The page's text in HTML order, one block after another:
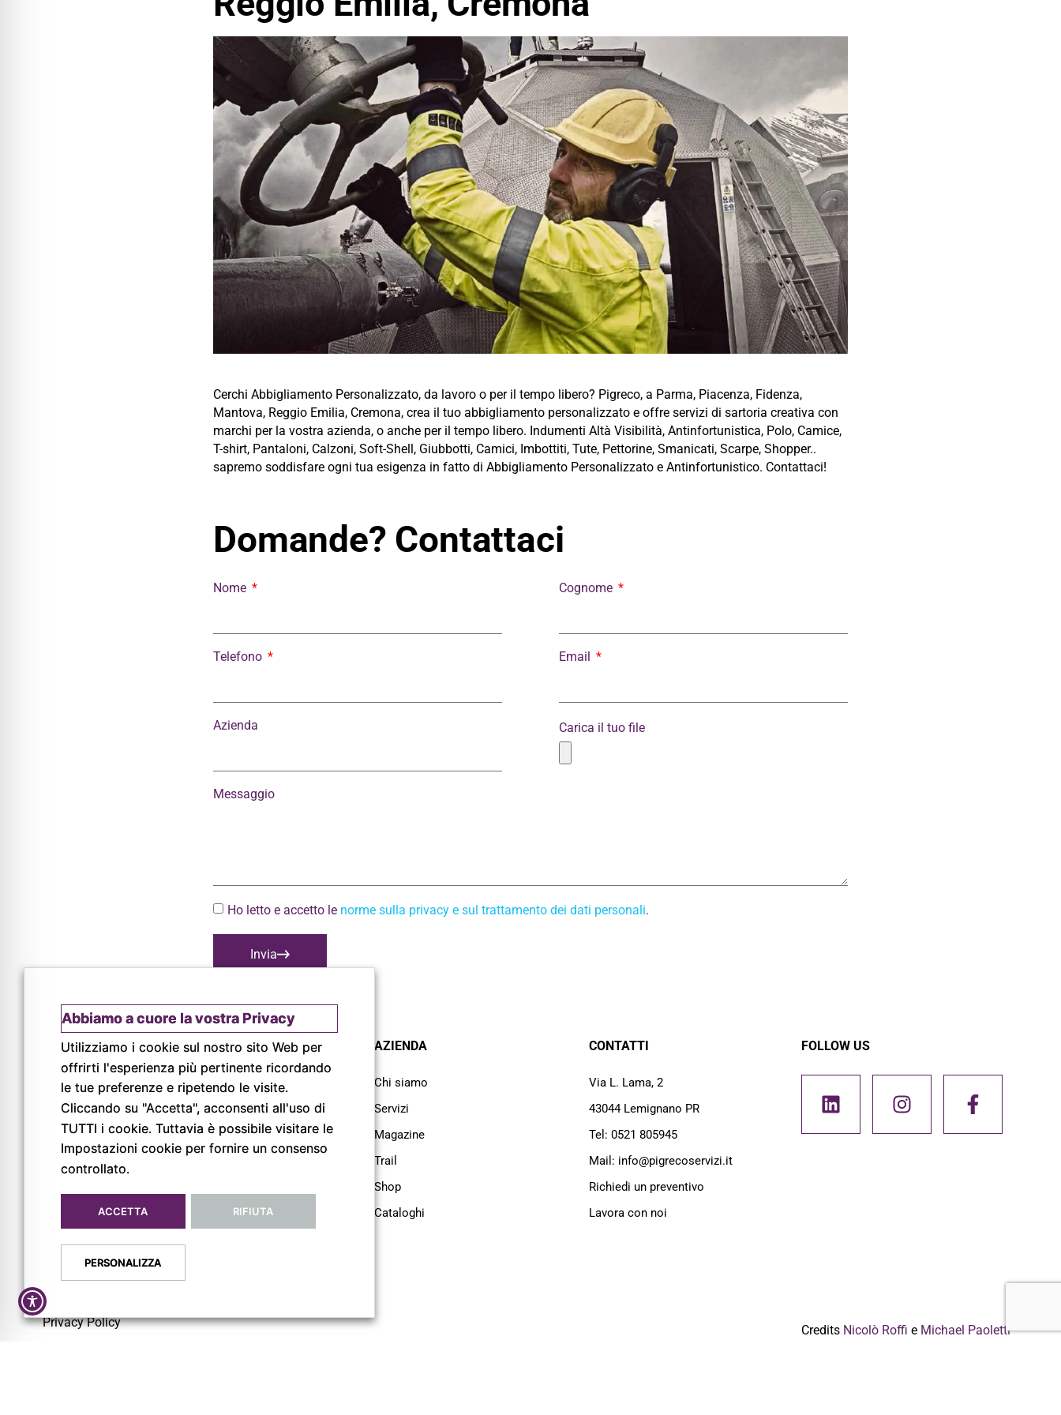
Cerchi Abbigliamento Personalizzato, da lavoro o per il tempo libero? Pigreco, a Parma, Piacenza, Fidenza,
Mantova, Reggio Emilia, Cremona, crea il tuo abbigliamento personalizzato e offre servizi di sartoria creativa con
marchi per la vostra azienda, o anche per il tempo libero. Indumenti Altà Visibilità, Antinfortunistica, Polo, Camice,
T-shirt, Pantaloni, Calzoni, Soft-Shell, Giubbotti, Camici, Imbottiti, Tute, Pettorine, Smanicati, Scarpe, Shopper..
sapremo soddisfare ogni tua esigenza in fatto di Abbigliamento Personalizzato e Antinfortunistico. Contattaci!
Domande? Contattaci
Nome Cognome
Telefono Email
Azienda Carica il tuo file
Messaggio
Ho letto e accetto le norme sulla privacy e sul trattamento dei dati personali.
Invia
© Copyright 2026
Pigreco Srl Unipersonale
P. IVA: 02789840341
REA: PR-267093
AZIENDA
Chi siamo
Servizi
Magazine
Trail
Shop
Cataloghi
CONTATTI
Via L. Lama, 2
43044 Lemignano PR
Tel: 0521 805945
Mail: info@pigrecoservizi.it
Richiedi un preventivo
Lavora con noi
FOLLOW US
Privacy Policy
Credits Nicolò Roffi e Michael Paoletti
Abbiamo a cuore la vostra Privacy
Utilizziamo i cookie sul nostro sito Web per
offrirti l'esperienza più pertinente ricordando
le tue preferenze e ripetendo le visite.
Cliccando su "Accetta", acconsenti all'uso di
TUTTI i cookie. Tuttavia è possibile visitare le
Impostazioni cookie per fornire un consenso
controllato.
ACCETTA RIFIUTA
PERSONALIZZA